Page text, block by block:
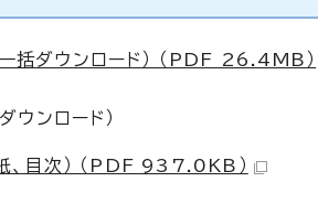
括ダウンロード） （PDF 26.4MB）
ウンロード）
、目次） （PDF 937.0KB）